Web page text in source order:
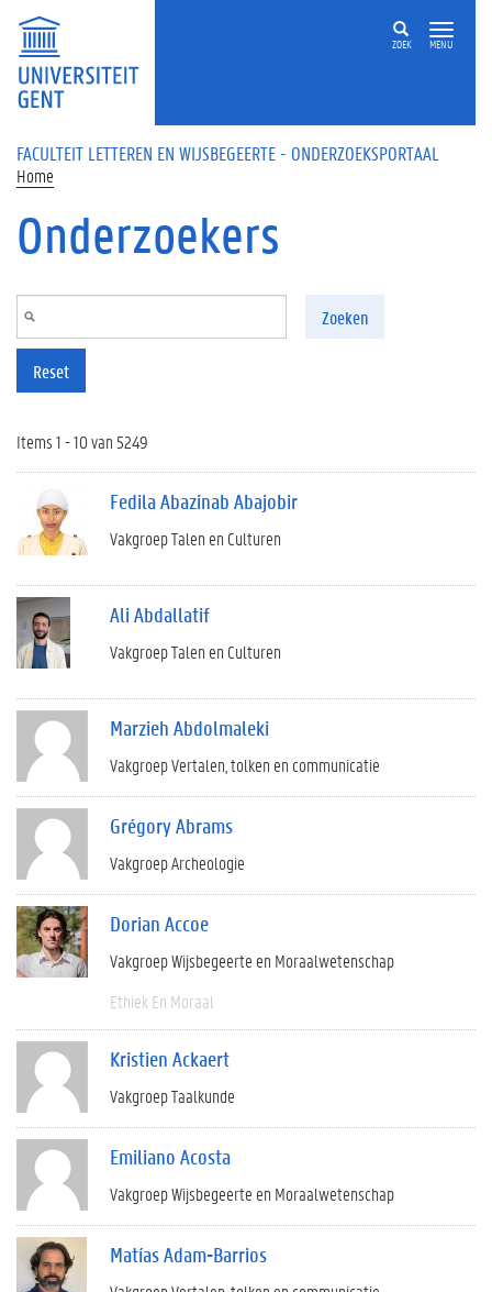
Overslaan en naar de inhoud gaan
ZOEK MENU
FACULTEIT LETTEREN EN WIJSBEGEERTE - ONDERZOEKSPORTAAL
Home
Onderzoekers
Zoeken
Reset
Items 1 - 10 van 5249
Fedila Abazinab Abajobir
Vakgroep Talen en Culturen
Ali Abdallatif
Vakgroep Talen en Culturen
Marzieh Abdolmaleki
Vakgroep Vertalen, tolken en communicatie
Grégory Abrams
Vakgroep Archeologie
Dorian Accoe
Vakgroep Wijsbegeerte en Moraalwetenschap
Ethiek En Moraal
Kristien Ackaert
Vakgroep Taalkunde
Emiliano Acosta
Vakgroep Wijsbegeerte en Moraalwetenschap
Matías Adam-Barrios